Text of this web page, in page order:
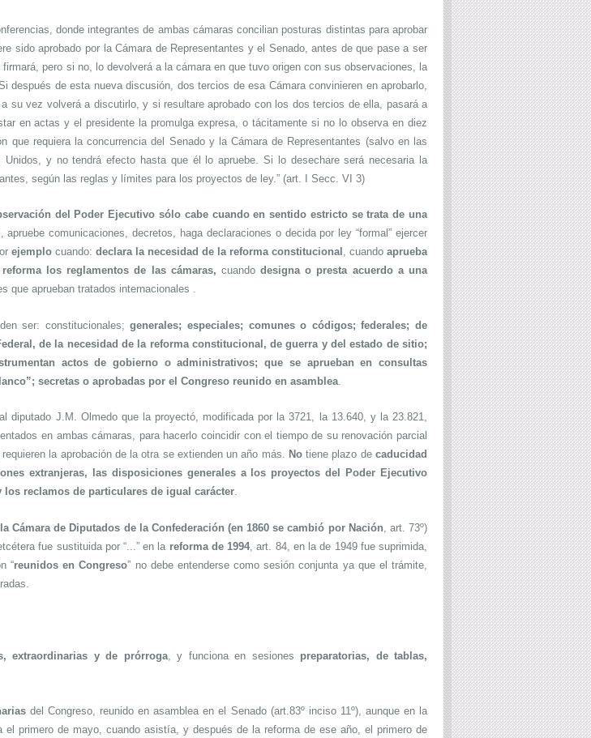
donde integrantes de ambas cámaras concilian posturas distintas para aprobar
sido aprobado por la Cámara de Representantes y el Senado, antes de que pase a ser
pero si no, lo devolverá a la cámara en que tuvo origen con sus observaciones, la
de esta nueva discusión, dos tercios de esa Cámara convinieren en aprobarlo,
su vez volverá a discutirlo, y si resultare aprobado con los dos tercios de ella, pasará a
en actas y el presidente la promulga expresa, o tácitamente si no lo observa en diez
que requiera la concurrencia del Senado y la Cámara de Representantes (salvo en las
y no tendrá efecto hasta que él lo apruebe. Si lo desechare será necesaria la
según las reglas y límites para los proyectos de ley.” (art. I Secc. VI 3)
del Poder Ejecutivo sólo cabe cuando en sentido estricto se trata de una
comunicaciones, decretos, haga declaraciones o decida por ley “formal” ejercer
ejemplo cuando: declara la necesidad de la reforma constitucional , cuando aprueba
los reglamentos de las cámaras, cuandodesigna o presta acuerdo a una
que aprueban tratados internacionales .
ser: constitucionales;generales; especiales; comunes o códigos; federales; de
de la necesidad de la reforma constitucional, de guerra y del estado de sitio;
actos de gobierno o administrativos; que se aprueban en consultas
secretas o aprobadas por el Congreso reunido en asamblea
diputado J.M. Olmedo que la proyectó, modificada por la 3721, la 13.640, y la 23.821,
en ambas cámaras, para hacerlo coincidir con el tiempo de su renovación parcial
la aprobación de la otra se extienden un año más. Notiene plazo decaducidad
extranjeras, las disposiciones generales a los proyectos del Poder Ejecutivo
reclamos de particulares de igual carácter.
Cámara de Diputados de la Confederación (en 1860 se cambió por Nación , art. 73º)
fue sustituida por “...” en la reforma de 1994 , art. 84, en la de 1949 fue suprimida,
“reunidos en Congreso” no debe entenderse como sesión conjunta ya que el trámite,
extraordinarias y de prórroga, y funciona en sesiones preparatorias, de tablas,
del Congreso, reunido en asamblea en el Senado (art.83º inciso 11º), aunque en la
primero de mayo, cuando asistía, y después de la reforma de ese año, el primero de